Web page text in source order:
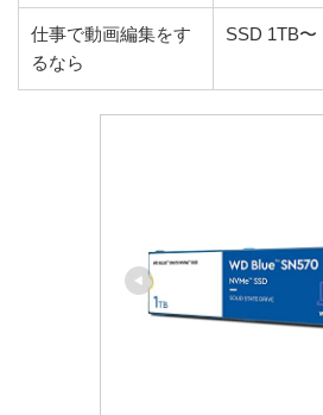
仕事で動画編集をす
るなら
SSD 1TB〜